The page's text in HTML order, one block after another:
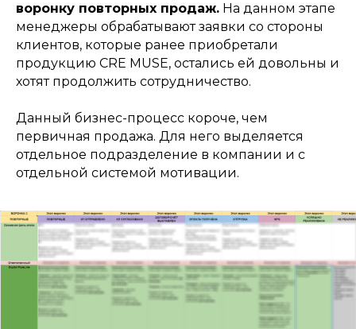
воронку повторных продаж. На данном этапе
менеджеры обрабатывают заявки со стороны
клиентов, которые ранее приобретали
продукцию CRE MUSE, остались ей довольны и
хотят продолжить сотрудничество.
Данный бизнес-процесс короче, чем
первичная продажа. Для него выделяется
отдельное подразделение в компании и с
отдельной системой мотивации.